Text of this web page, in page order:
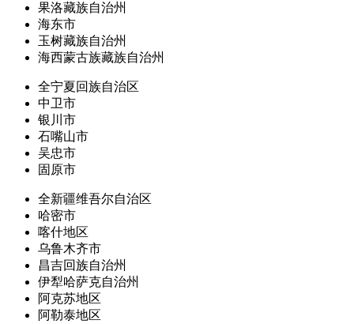
果洛藏族自治州
海东市
玉树藏族自治州
海西蒙古族藏族自治州
全宁夏回族自治区
中卫市
银川市
石嘴山市
吴忠市
固原市
全新疆维吾尔自治区
哈密市
喀什地区
乌鲁木齐市
昌吉回族自治州
伊犁哈萨克自治州
阿克苏地区
阿勒泰地区